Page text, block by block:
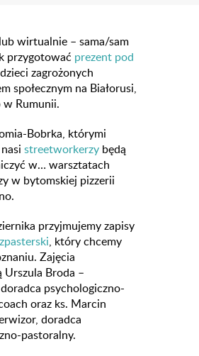
wirtualnie – sama/sam
przygotować prezent pod
zagrożonych
społecznym na Białorusi,
Rumunii.
Bobrka, którymi
nasistreetworkerzy będą
w… warsztatach
w bytomskiej pizzerii
przyjmujemy zapisy
, który chcemy
Zajęcia
Urszula Broda –
psychologiczno-
oraz ks. Marcin
doradca
pastoralny.